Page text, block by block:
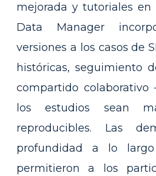
mejorada y tutoriales en
Data Manager
versiones a los casos de
históricas, seguimiento
compartido
los estudios sean
reproducibles. Las
profundidad a lo
permitieron a los